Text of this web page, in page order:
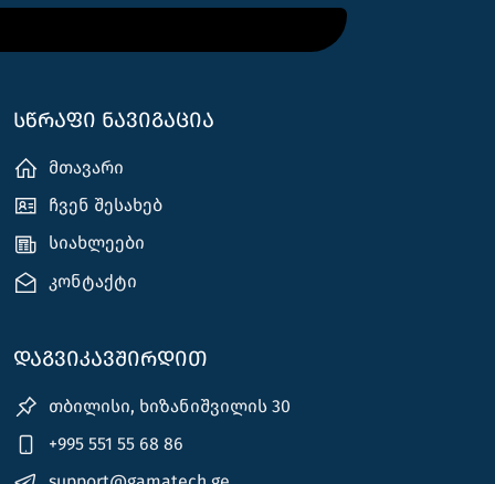
სწრაფი ნავიგაცია
მთავარი
ჩვენ შესახებ
სიახლეები
კონტაქტი
დაგვიკავშირდით
თბილისი, ხიზანიშვილის 30
+995 551 55 68 86